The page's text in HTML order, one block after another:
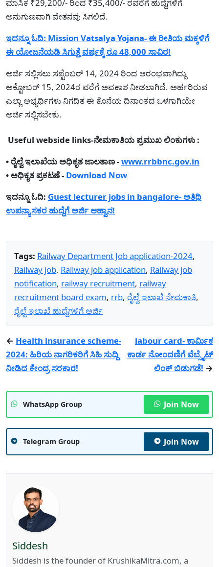
ಮಾಸಿಕ ₹29,200/- ರಿಂದ ₹35,400/- ರವರೆಗೆ ಹುದ್ದೆಗಳಿಗೆ
ಅನುಗುಣವಾಗಿ ವೇತನವು ಸಿಗಲಿದೆ.
ಇದನ್ನೂ ಓದಿ: Mission Vatsalya Yojana- ಈ ರೀತಿಯ ಮಕ್ಕಳಿಗೆ
ಈ ಯೋಜನೆಯಡಿ ಸಿಗುತ್ತೆ ವರ್ಷಕ್ಕೆ ರೂ 48,000 ಸಾವಿರ!
ಅರ್ಜಿ ಸಲ್ಲಿಸಲು ಸಪ್ಟೆಂಬರ್ 14, 2024 ರಿಂದ ಆರಂಭವಾಗಿದ್ದು
ಅಕ್ಟೋಬರ್ 15, 2024ರ ವರೆಗೆ ಅವಕಾಶ ನೀಡಲಾಗಿದೆ. ಅರ್ಹರಿರುವ
ಎಲ್ಲಾ ಅಭ್ಯರ್ಥಿಗಳು ನಿಗದಿತ ಈ ಕೊನೆಯ ದಿನಾಂಕದ ಒಳಗಾಗಿಯೇ
ಅರ್ಜಿ ಸಲ್ಲಿಸಬೇಕು.
Useful webside links-ನೇಮಕಾತಿಯ ಪ್ರಮುಖ ಲಿಂಕುಗಳು :
• ರೈಲ್ವೆ ಇಲಾಖೆಯ ಅಧಿಕೃತ ಜಾಲತಾಣ -www.rrbbnc.gov.in
• ಅಧಿಕೃತ ಪ್ರಕಟಣೆ - Download Now
ಇದನ್ನೂ ಓದಿ: Guest lecturer jobs in bangalore- ಅತಿಥಿ
ಉಪನ್ಯಾಸಕರ ಹುದ್ದೆಗೆ ಅರ್ಜಿ ಆಹ್ವಾನ!
Tags: Railway Department Job application-2024,
Railway job, Railway job application, Railway job
notification, railway recruitment, railway
recruitment board exam, rrb, ರೈಲ್ವೆ ಇಲಾಖೆ ನೇಮಕಾತಿ,
ರೈಲ್ವೆ ಇಲಾಖೆ ಹುದ್ದೆಗಳಿಗೆ ಅರ್ಜಿ
← Health insurance scheme-
2024: ಹಿರಿಯ ನಾಗರಿಕರಿಗೆ ಸಿಹಿ ಸುದ್ದಿ
ನೀಡಿದ ಕೇಂದ್ರ ಸರಕಾರ!
labour card- ಕಾರ್ಮಿಕ
ಕಾರ್ಡ ನೋಂದಣಿಗೆ ವೆಬ್ಸೈಟ್
ಲಿಂಕ್ ಬಿಡುಗಡೆ! →
WhatsApp Group Join Now
Telegram Group Join Now
Siddesh
Siddesh is the founder of KrushikaMitra.com, a